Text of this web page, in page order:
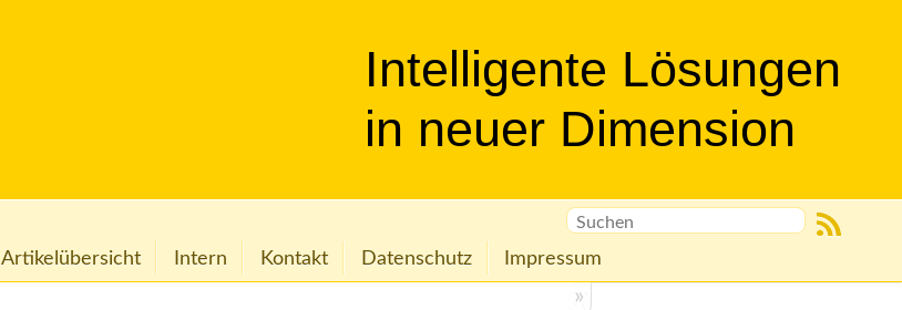
Intelligente Lösungen
in neuer Dimension
Artikelübersicht Intern Kontakt Datenschutz Impressum